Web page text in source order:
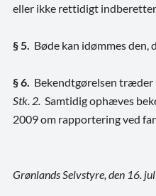
eller ikke rettidigt
§ 5. Bøde kan idømmes den,
§ 6. Bekendtgørelsen træder
Stk. 2. Samtidig ophæves
2009 om rapportering ved
Grønlands Selvstyre, den 16.